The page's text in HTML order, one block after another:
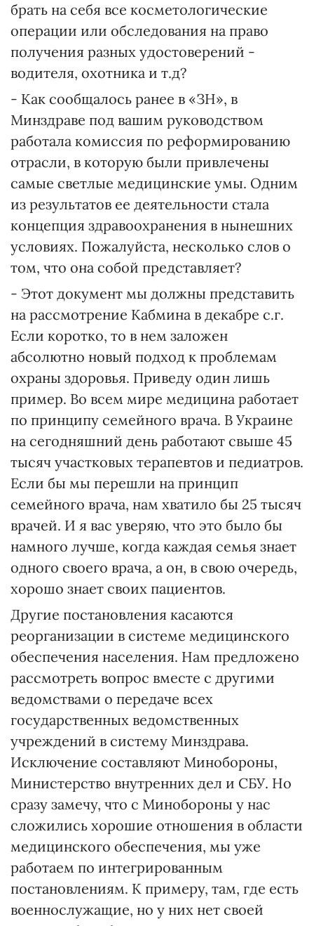
брать на себя все косметологические
операции или обследования на право
получения разных удостоверений -
водителя, охотника и т.д?
- Как сообщалось ранее в «ЗН», в
Минздраве под вашим руководством
работала комиссия по реформированию
отрасли, в которую были привлечены
самые светлые медицинские умы. Одним
из результатов ее деятельности стала
концепция здравоохранения в нынешних
условиях. Пожалуйста, несколько слов о
том, что она собой представляет?
- Этот документ мы должны представить
на рассмотрение Кабмина в декабре с.г.
Если коротко, то в нем заложен
абсолютно новый подход к проблемам
охраны здоровья. Приведу один лишь
пример. Во всем мире медицина работает
по принципу семейного врача. В Украине
на сегодняшний день работают свыше 45
тысяч участковых терапевтов и педиатров.
Если бы мы перешли на принцип
семейного врача, нам хватило бы 25 тысяч
врачей. И я вас уверяю, что это было бы
намного лучше, когда каждая семья знает
одного своего врача, а он, в свою очередь,
хорошо знает своих пациентов.
Другие постановления касаются
реорганизации в системе медицинского
обеспечения населения. Нам предложено
рассмотреть вопрос вместе с другими
ведомствами о передаче всех
государственных ведомственных
учреждений в систему Минздрава.
Исключение составляют Минобороны,
Министерство внутренних дел и СБУ. Но
сразу замечу, что с Минобороны у нас
сложились хорошие отношения в области
медицинского обеспечения, мы уже
работаем по интегрированным
постановлениям. К примеру, там, где есть
военнослужащие, но у них нет своей